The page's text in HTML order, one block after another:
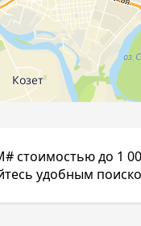
стоимостью до 1
удобным